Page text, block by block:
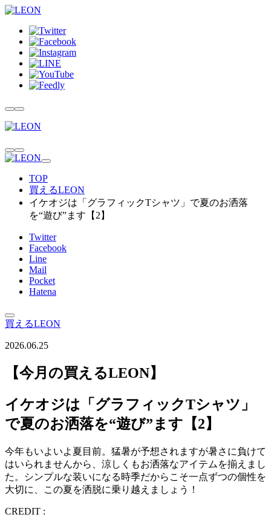
TOP
買えるLEON
イケオジは「グラフィックTシャツ」で夏のお洒落
を“遊び”ます【2】
Twitter
Facebook
Line
Mail
Pocket
Hatena
買えるLEON
2026.06.25
【今月の買えるLEON】
イケオジは「グラフィックTシャツ」
で夏のお洒落を“遊び”ます【2】
今年もいよいよ夏目前。猛暑が予想されますが暑さに負けて
はいられませんから、涼しくもお洒落なアイテムを揃えまし
た。シンプルな装いになる時季だからこそ一点ずつの個性を
大切に、この夏を洒脱に乗り越えましょう！
CREDIT :